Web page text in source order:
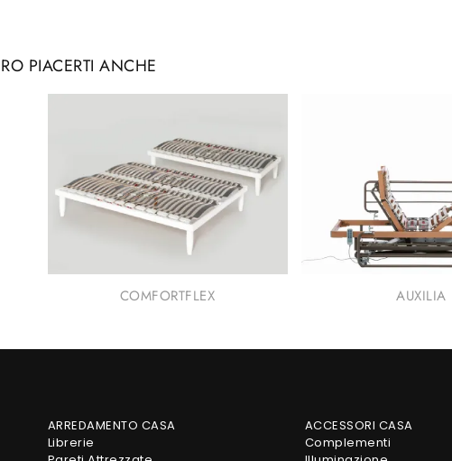
PIACERTI ANCHE
COMFORTFLEX AUXILIA
ARREDAMENTO CASA
Librerie
ACCESSORI CASA
Complementi